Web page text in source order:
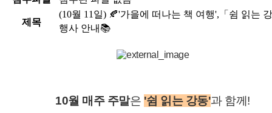
제목
(10월 11일) 🍂'가을에 떠나는 책 여행',「쉼 읽는
행사 안내📚
10월 매주 주말은 '쉼 읽는 강동'과 함께!